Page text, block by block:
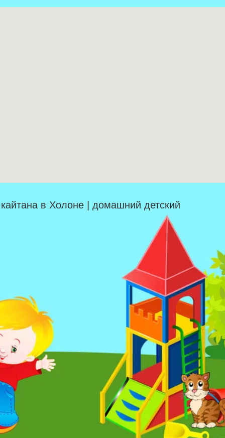
в Холоне | домашний детский